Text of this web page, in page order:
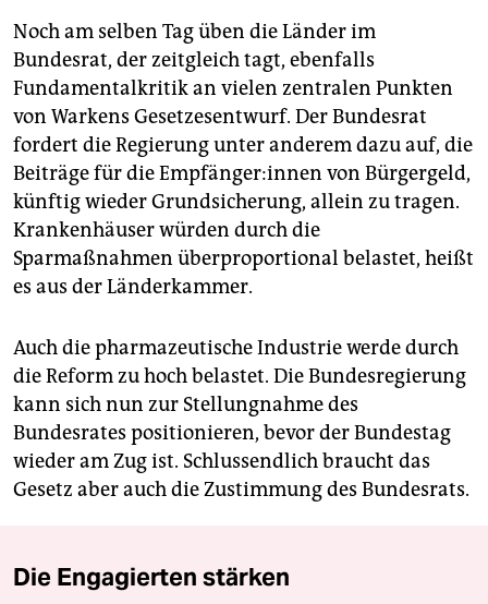
Noch am selben Tag üben die Länder im
Bundesrat, der zeitgleich tagt, ebenfalls
Fundamentalkritik an vielen zentralen Punkten
von Warkens Gesetzesentwurf. Der Bundesrat
fordert die Regierung unter anderem dazu auf, die
Beiträge für die Emp­fän­ge­r:in­nen von Bürgergeld,
künftig wieder Grundsicherung, allein zu tragen.
Krankenhäuser würden durch die
Sparmaßnahmen überproportional belastet, heißt
es aus der Länderkammer.
Auch die pharmazeutische Industrie werde durch
die Reform zu hoch belastet. Die Bundesregierung
kann sich nun zur Stellungnahme des
Bundesrates positionieren, bevor der Bundestag
wieder am Zug ist. Schlussendlich braucht das
Gesetz aber auch die Zustimmung des Bundesrats.
Die Engagierten stärken